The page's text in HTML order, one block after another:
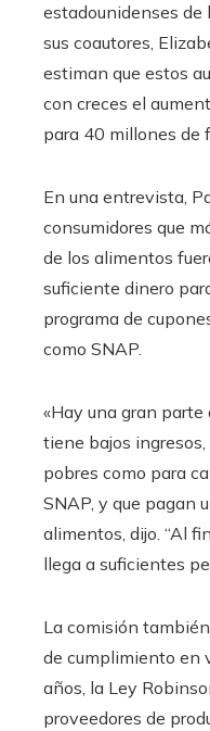
estadounidenses de
sus coautores,
estiman que estos
con creces el
para 40 millones de
En una entrevista,
consumidores que
de los alimentos
suficiente dinero
programa de
como SNAP.
«Hay una gran
tiene bajos
pobres como para
SNAP, y que pagan
alimentos, dijo. “Al
llega a suficientes
La comisión
de cumplimiento en
años, la Ley
proveedores de